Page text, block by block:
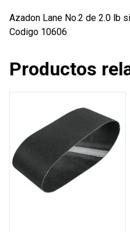
Azadon Lane No.2 de 2.0 lb
Codigo 10606
Productos